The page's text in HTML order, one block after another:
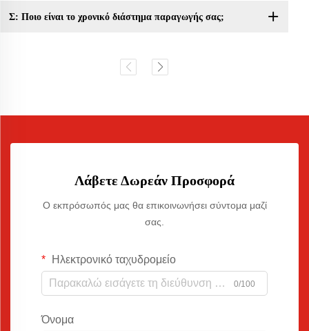
Σ: Ποιο είναι το χρονικό διάστημα παραγωγής σας;
Λάβετε Δωρεάν Προσφορά
Ο εκπρόσωπός μας θα επικοινωνήσει σύντομα μαζί
σας.
Ηλεκτρονικό ταχυδρομείο
0/100
Όνομα